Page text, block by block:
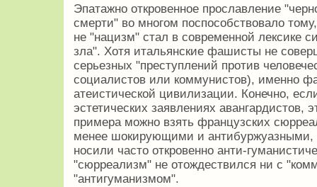
Эпатажно откровенное прославление
смерти" во многом поспособствовало
не "нацизм" стал в современной лексике
зла". Хотя итальянские фашисты не
серьезных "преступлений против
социалистов или коммунистов), именно
атеистической цивилизации. Конечно,
эстетических заявлениях авангардистов,
примера можно взять французских
менее шокирующими и антибуржуазными,
носили часто откровенно анти-
"сюрреализм" не отождествился ни с
"антигуманизмом".